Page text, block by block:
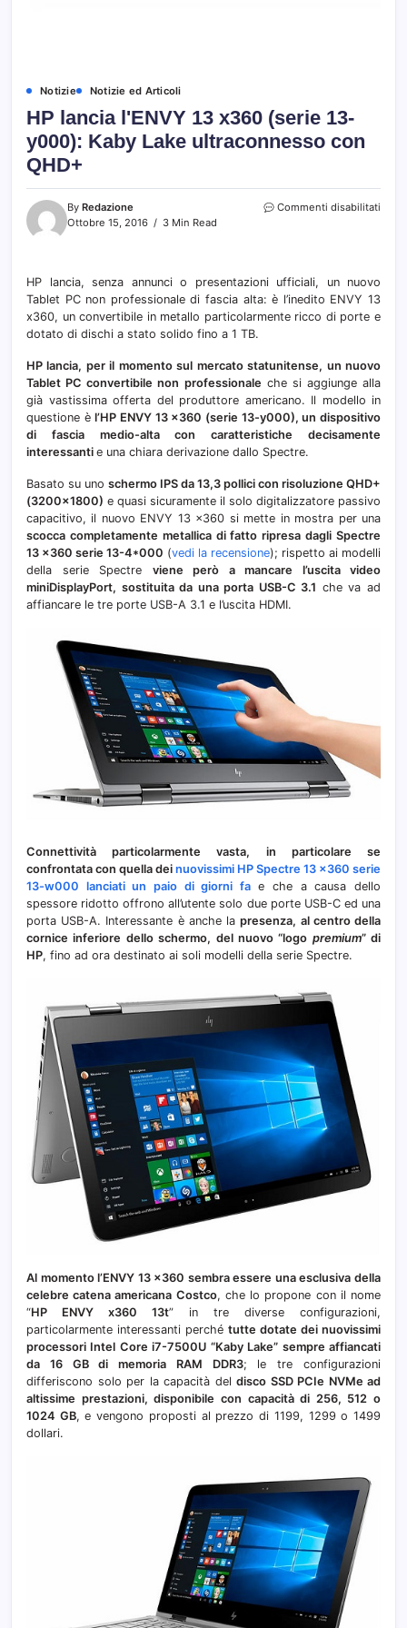
Notizie Notizie ed Articoli
HP lancia l'ENVY 13 x360 (serie 13-
y000): Kaby Lake ultraconnesso con
QHD+
By Redazione
Ottobre 15, 2016
3 Min Read
Commenti disabilitati
(serie
13-
con
HP lancia, senza annunci o presentazioni ufficiali, un nuovo
Tablet PC non professionale di fascia alta: è l’inedito ENVY 13
x360, un convertibile in metallo particolarmente ricco di porte e
dotato di dischi a stato solido fino a 1 TB.
HP lancia, per il momento sul mercato statunitense, un nuovo
Tablet PC convertibile non professionale che si aggiunge alla
già vastissima offerta del produttore americano. Il modello in
questione è l’HP ENVY 13 x360 (serie 13-y000), un dispositivo
di fascia medio-alta con caratteristiche decisamente
interessanti e una chiara derivazione dallo Spectre.
Basato su uno schermo IPS da 13,3 pollici con risoluzione QHD+
(3200×1800) e quasi sicuramente il solo digitalizzatore passivo
capacitivo, il nuovo ENVY 13 x360 si mette in mostra per una
scocca completamente metallica di fatto ripresa dagli Spectre
13 x360 serie 13-4*000 (vedi la recensione); rispetto ai modelli
della serie Spectre viene però a mancare l’uscita video
miniDisplayPort, sostituita da una porta USB-C 3.1 che va ad
affiancare le tre porte USB-A 3.1 e l’uscita HDMI.
Connettività particolarmente vasta, in particolare se
confrontata con quella dei nuovissimi HP Spectre 13 x360 serie
13-w000 lanciati un paio di giorni fae che a causa dello
spessore ridotto offrono all’utente solo due porte USB-C ed una
porta USB-A. Interessante è anche lapresenza, al centro della
cornice inferiore dello schermo, del nuovo “logo premium” di
HP, fino ad ora destinato ai soli modelli della serie Spectre.
Al momento l’ENVY 13 x360 sembra essere una esclusiva della
celebre catena americana Costco, che lo propone con il nome
“HP ENVY x360 13t” in tre diverse configurazioni,
particolarmente interessanti perché tutte dotate dei nuovissimi
processori Intel Core i7-7500U “Kaby Lake” sempre affiancati
da 16 GB di memoria RAM DDR3; le tre configurazioni
differiscono solo per la capacità del disco SSD PCIe NVMe ad
altissime prestazioni, disponibile con capacità di 256, 512 o
1024 GB, e vengono proposti al prezzo di 1199, 1299 o 1499
dollari.